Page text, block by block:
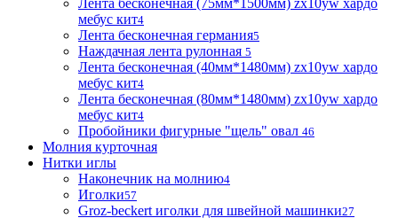
Лента бесконечная (75мм*1500мм) zx10yw хардо
мебус кит4
Лента бесконечная германия5
Наждачная лента рулонная 5
Лента бесконечная (40мм*1480мм) zx10yw хардо
мебус кит4
Лента бесконечная (80мм*1480мм) zx10yw хардо
мебус кит4
Пробойники фигурные "щель" овал 46
Молния курточная
Нитки иглы
Наконечник на молнию4
Иголки57
Groz-beckert иголки для швейной машинки27